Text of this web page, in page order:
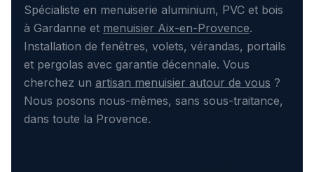
Spécialiste en menuiserie aluminium, PVC et bois
à Gardanne et menuisier Aix-en-Provence.
Installation de fenêtres, volets, vérandas, portails
et pergolas avec garantie décennale. Vous
cherchez un artisan menuisier autour de vous ?
Nous posons nous-mêmes, sans sous-traitance,
dans toute la Provence.